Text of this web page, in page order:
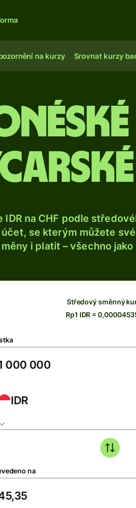
na kurzy Srovnat kurzy
IDR na CHF podle
se kterým můžete
i platit – všechno
Středový směnný
Rp1 IDR =
IDR
na